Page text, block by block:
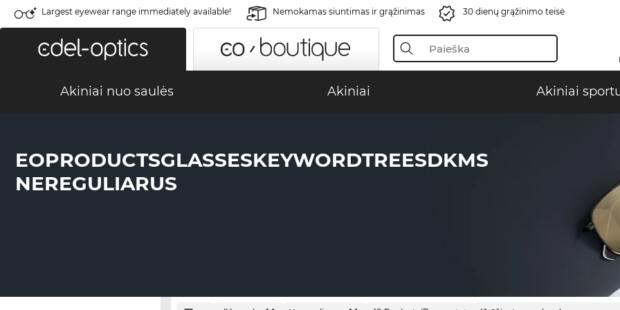
Largest eyewear range immediately available! Nemokamas siuntimas ir grąžinimas 30 dienų grąžinimo teisė
Akiniai nuo saulės Akiniai Akiniai
EOPRODUCTSGLASSESKEYWORDTREESDKMS
NEREGULIARUS